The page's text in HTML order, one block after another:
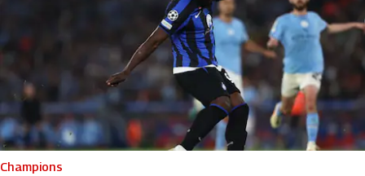
Champions